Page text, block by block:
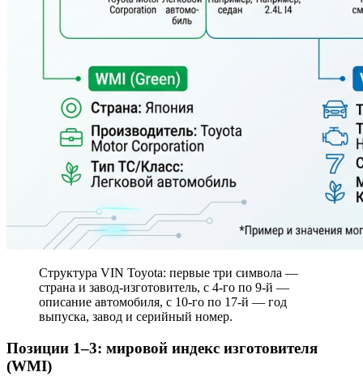
Структура VIN Toyota: первые три символа —
страна и завод-изготовитель, с 4-го по 9-й —
описание автомобиля, с 10-го по 17-й — год
выпуска, завод и серийный номер.
Позиции 1–3: мировой индекс изготовителя
(WMI)